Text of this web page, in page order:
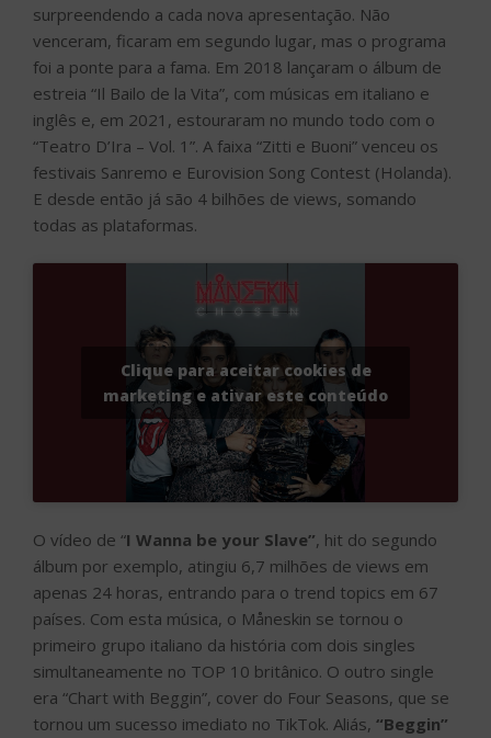
surpreendendo a cada nova apresentação. Não
venceram, ficaram em segundo lugar, mas o programa
foi a ponte para a fama. Em 2018 lançaram o álbum de
estreia “Il Bailo de la Vita”, com músicas em italiano e
inglês e, em 2021, estouraram no mundo todo com o
“Teatro D’Ira – Vol. 1”. A faixa “Zitti e Buoni” venceu os
festivais Sanremo e Eurovision Song Contest (Holanda).
E desde então já são 4 bilhões de views, somando
todas as plataformas.
Clique para aceitar cookies de
marketing e ativar este conteúdo
O vídeo de “I Wanna be your Slave”, hit do segundo
álbum por exemplo, atingiu 6,7 milhões de views em
apenas 24 horas, entrando para o trend topics em 67
países. Com esta música, o Måneskin se tornou o
primeiro grupo italiano da história com dois singles
simultaneamente no TOP 10 britânico. O outro single
era “Chart with Beggin”, cover do Four Seasons, que se
tornou um sucesso imediato no TikTok. Aliás, “Beggin”